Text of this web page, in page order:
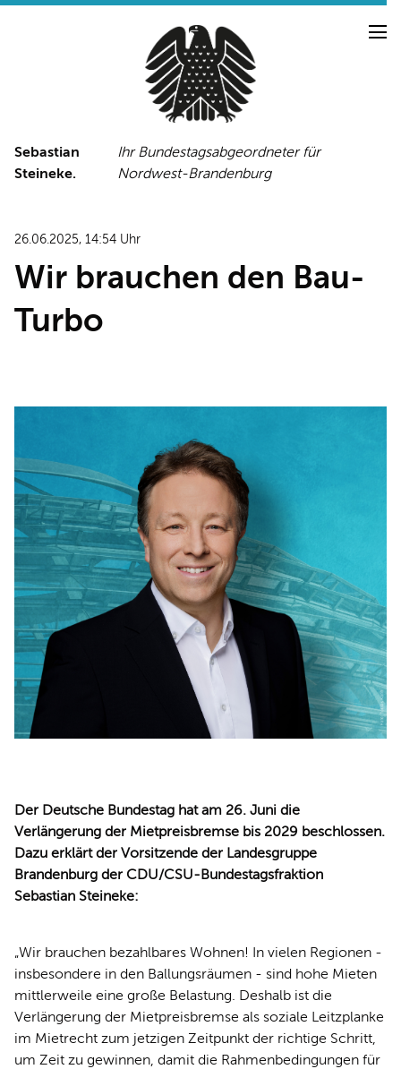
Sebastian
Steineke.
Ihr Bundestagsabgeordneter für
Nordwest-Brandenburg
NEUIGKEITEN
26.06.2025, 14:54 Uhr
Wir brauchen den Bau-
Turbo
Der Deutsche Bundestag hat am 26. Juni die
Verlängerung der Mietpreisbremse bis 2029 beschlossen.
Dazu erklärt der Vorsitzende der Landesgruppe
Brandenburg der CDU/CSU-Bundestagsfraktion
Sebastian Steineke:
Wir brauchen bezahlbares Wohnen! In vielen Regionen -
insbesondere in den Ballungsräumen - sind hohe Mieten
mittlerweile eine große Belastung. Deshalb ist die
Verlängerung der Mietpreisbremse als soziale Leitzplanke
im Mietrecht zum jetzigen Zeitpunkt der richtige Schritt,
um Zeit zu gewinnen, damit die Rahmenbedingungen für